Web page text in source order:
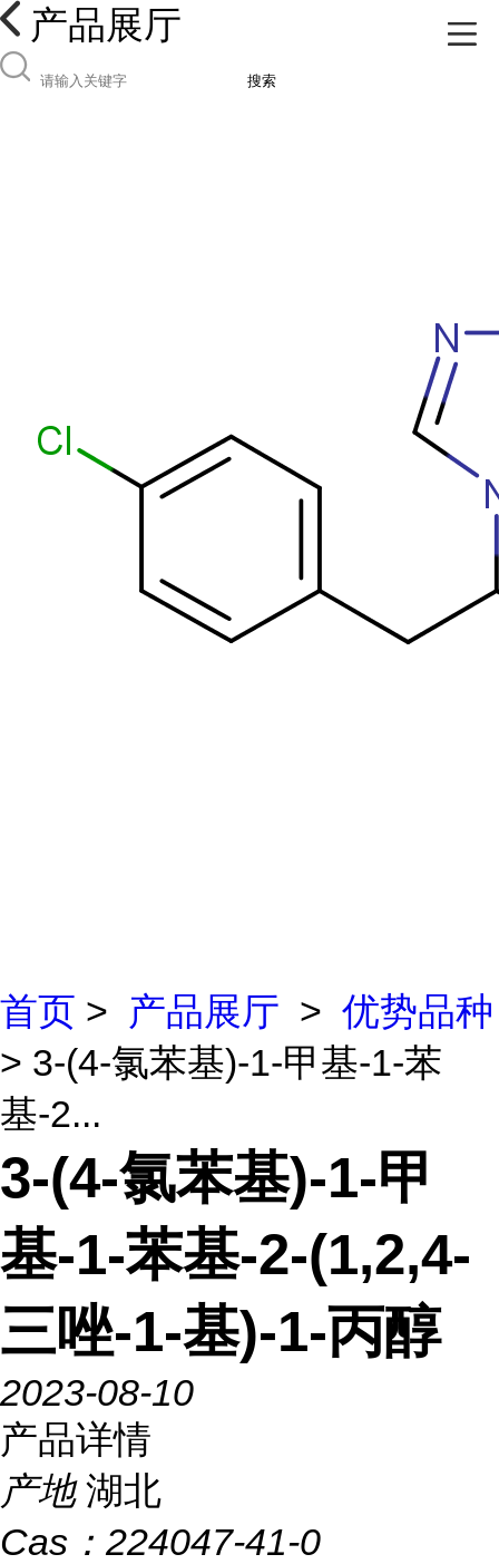
产品展厅
搜索
首页 > 产品展厅 > 优势品种
> 3-(4-氯苯基)-1-甲基-1-苯
基-2...
3-(4-氯苯基)-1-甲
基-1-苯基-2-(1,2,4-
三唑-1-基)-1-丙醇
2023-08-10
产品详情
产地 湖北
Cas： 224047-41-0